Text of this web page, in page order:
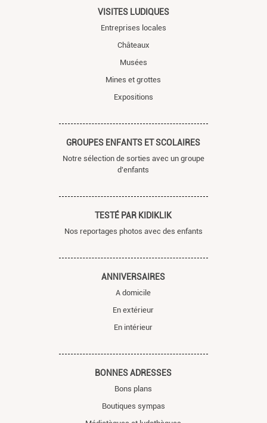
VISITES LUDIQUES
Entreprises locales
Châteaux
Musées
Mines et grottes
Expositions
GROUPES ENFANTS ET SCOLAIRES
Notre sélection de sorties avec un groupe
d'enfants
TESTÉ PAR KIDIKLIK
Nos reportages photos avec des enfants
ANNIVERSAIRES
A domicile
En extérieur
En intérieur
BONNES ADRESSES
Bons plans
Boutiques sympas